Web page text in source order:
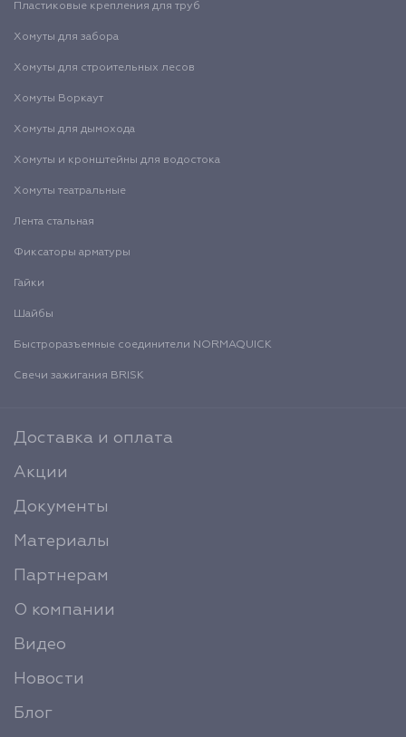
Пластиковые крепления для труб
Хомуты для забора
Хомуты для строительных лесов
Хомуты Воркаут
Хомуты для дымохода
Хомуты и кронштейны для водостока
Хомуты театральные
Лента стальная
Фиксаторы арматуры
Гайки
Шайбы
Быстроразъемные соединители NORMAQUICK
Свечи зажигания BRISK
Доставка и оплата
Акции
Документы
Материалы
Партнерам
О компании
Видео
Новости
Блог